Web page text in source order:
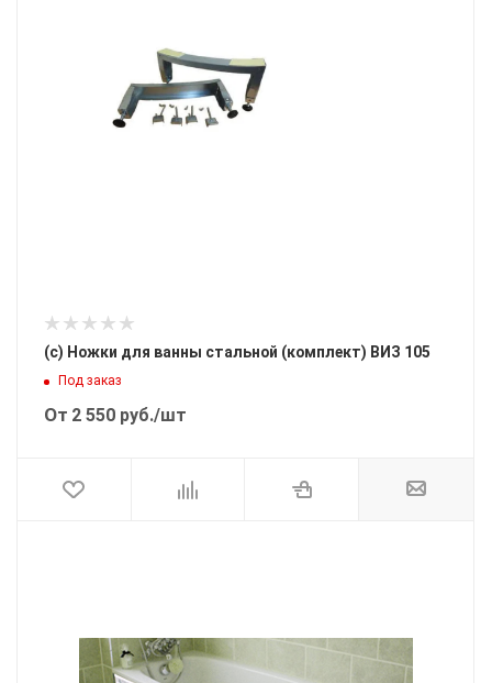
(с) Ножки для ванны стальной (комплект) ВИЗ 105
Под заказ
От 2 550 руб./шт